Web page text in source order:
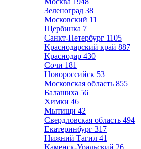
Зеленоград 38
Московский 11
Щербинка 7
Санкт-Петербург 1105
Краснодарский край 887
Краснодар 430
Сочи 181
Новороссийск 53
Московская область 855
Балашиха 56
Химки 46
Мытищи 42
Свердловская область 494
Екатеринбург 317
Нижний Тагил 41
Каменск-Уральский 26